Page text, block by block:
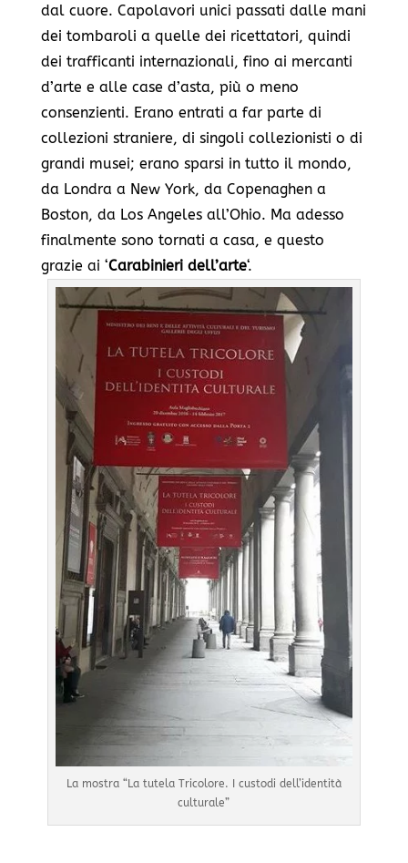
dal cuore. Capolavori unici passati dalle mani
dei tombaroli a quelle dei ricettatori, quindi
dei trafficanti internazionali, fino ai mercanti
d’arte e alle case d’asta, più o meno
consenzienti. Erano entrati a far parte di
collezioni straniere, di singoli collezionisti o di
grandi musei; erano sparsi in tutto il mondo,
da Londra a New York, da Copenaghen a
Boston, da Los Angeles all’Ohio. Ma adesso
finalmente sono tornati a casa, e questo
grazie ai ‘Carabinieri dell’arte‘.
La mostra “La tutela Tricolore. I custodi dell’identità
culturale”